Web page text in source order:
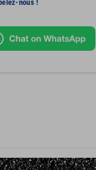
nous !